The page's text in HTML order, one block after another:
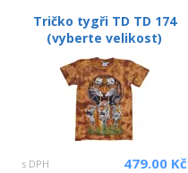
Tričko tygři TD TD 174
(vyberte velikost)
s DPH 479.00 Kč